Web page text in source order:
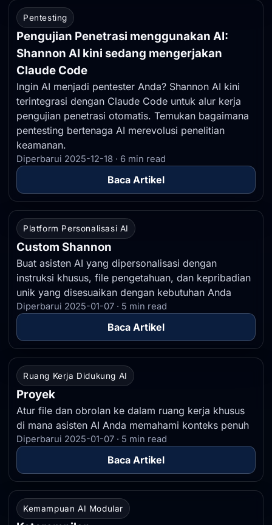
Pentesting
Pengujian Penetrasi menggunakan AI:
Shannon AI kini sedang mengerjakan
Claude Code
Ingin AI menjadi pentester Anda? Shannon AI kini
terintegrasi dengan Claude Code untuk alur kerja
pengujian penetrasi otomatis. Temukan bagaimana
pentesting bertenaga AI merevolusi penelitian
keamanan.
Diperbarui 2025-12-18 · 6 min read
Baca Artikel
Platform Personalisasi AI
Custom Shannon
Buat asisten AI yang dipersonalisasi dengan
instruksi khusus, file pengetahuan, dan kepribadian
unik yang disesuaikan dengan kebutuhan Anda
Diperbarui 2025-01-07 · 5 min read
Baca Artikel
Ruang Kerja Didukung AI
Proyek
Atur file dan obrolan ke dalam ruang kerja khusus
di mana asisten AI Anda memahami konteks penuh
Diperbarui 2025-01-07 · 5 min read
Baca Artikel
Kemampuan AI Modular